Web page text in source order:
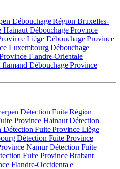
Débouchage Région Bruxelles-
Hainaut Débouchage Province
Liège Débouchage Province
Luxembourg Débouchage
Flandre-Orientale
flamand Débouchage Province
Détection Fuite Région
Province Hainaut Détection
Détection Fuite Province Liège
Détection Fuite Province
NamurDétection Fuite
Fuite Province Brabant
Flandre-Occidentale